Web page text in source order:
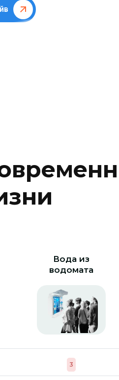
временн
зни
Вода из
водомата
3